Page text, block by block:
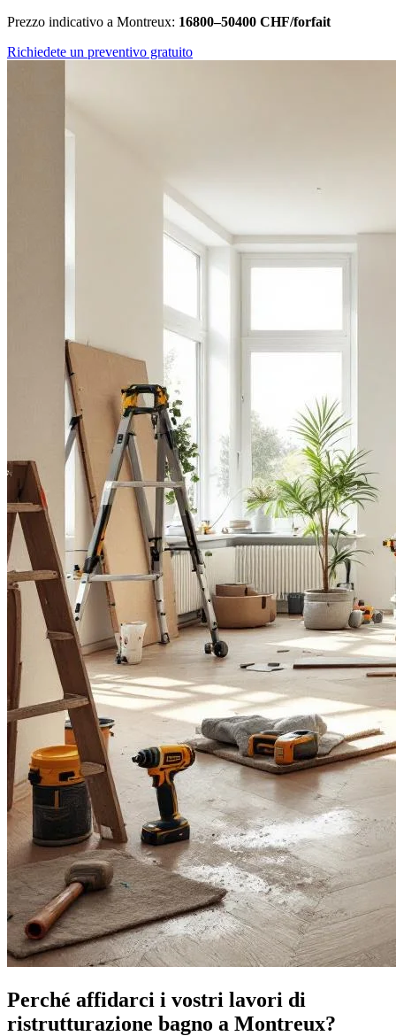
Prezzo indicativo a Montreux: 16800–50400 CHF/forfait
Richiedete un preventivo gratuito
Perché affidarci i vostri lavori di
ristrutturazione bagno a Montreux?